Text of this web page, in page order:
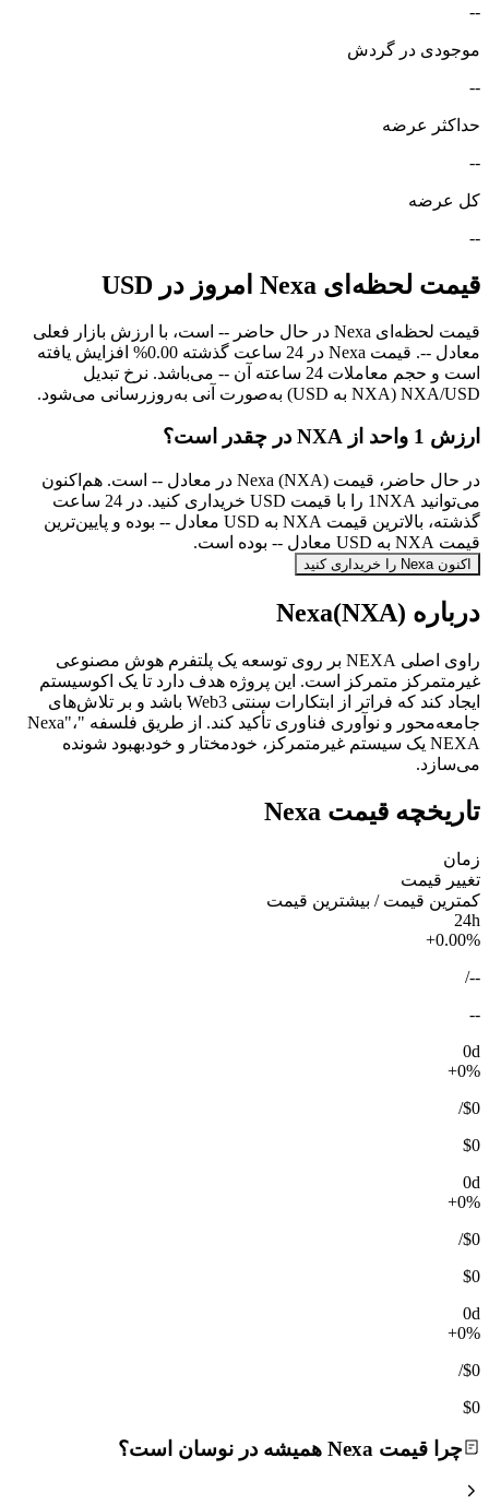
--
موجودی در گردش
--
حداکثر عرضه
--
کل عرضه
--
قیمت لحظه‌ای Nexa امروز در USD
قیمت لحظه‌ای Nexa در حال حاضر -- است، با ارزش بازار فعلی
معادل --. قیمت Nexa در 24 ساعت گذشته 0.00% افزایش یافته
است و حجم معاملات 24 ساعته آن -- می‌باشد. نرخ تبدیل
NXA/USD (NXA به USD) به‌صورت آنی به‌روزرسانی می‌شود.
ارزش 1 واحد از NXA در چقدر است؟
در حال حاضر، قیمت Nexa (NXA) در معادل -- است. هم‌اکنون
می‌توانید 1NXA را با قیمت USD خریداری کنید. در 24 ساعت
گذشته، بالاترین قیمت NXA به USD معادل -- بوده و پایین‌ترین
قیمت NXA به USD معادل -- بوده است.
اکنون Nexa را خریداری کنید
درباره Nexa(NXA)
راوی اصلی NEXA بر روی توسعه یک پلتفرم هوش مصنوعی
غیرمتمرکز متمرکز است. این پروژه هدف دارد تا یک اکوسیستم
ایجاد کند که فراتر از ابتکارات سنتی Web3 باشد و بر تلاش‌های
جامعه‌محور و نوآوری فناوری تأکید کند. از طریق فلسفه "Nexa"،
NEXA یک سیستم غیرمتمرکز، خودمختار و خودبهبود شونده
می‌سازد.
تاریخچه قیمت Nexa
زمان
تغییر قیمت
کمترین قیمت / بیشترین قیمت
24h
+0.00%
--
/
--
0d
+0%
$0
/
$0
0d
+0%
$0
/
$0
0d
+0%
$0
/
$0
چرا قیمت Nexa همیشه در نوسان است؟